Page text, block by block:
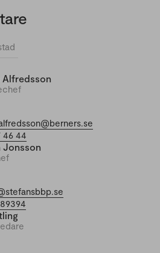
Alfredsson
46 44
Jonsson